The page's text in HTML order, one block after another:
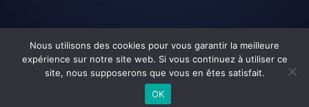
Nous utilisons des cookies pour vous garantir la meilleure
expérience sur notre site web. Si vous continuez à utiliser ce
site, nous supposerons que vous en êtes satisfait.
OK